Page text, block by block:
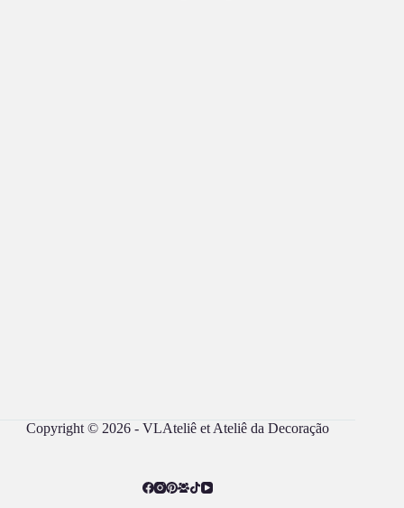
Copyright © 2026 - VLAteliê et Ateliê da Decoração